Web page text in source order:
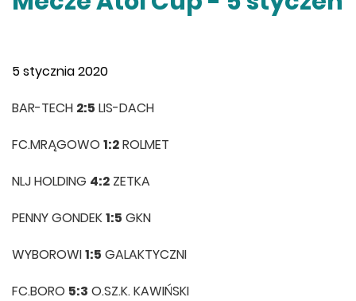
5 stycznia 2020
BAR-TECH 2:5 LIS-DACH
FC.MRĄGOWO 1:2ROLMET
NLJ HOLDING 4:2 ZETKA
PENNY GONDEK1:5 GKN
WYBOROWI1:5 GALAKTYCZNI
FC.BORO 5:3 O.SZ.K. KAWIŃSKI